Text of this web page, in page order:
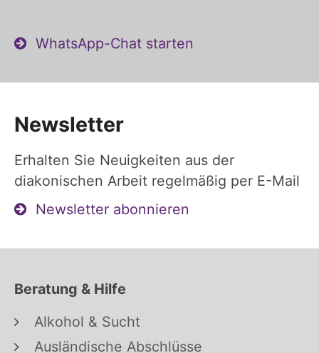
WhatsApp-Chat starten
Newsletter
Erhalten Sie Neuigkeiten aus der
diakonischen Arbeit regelmäßig per E-Mail
Newsletter abonnieren
Beratung & Hilfe
Alkohol & Sucht
Ausländische Abschlüsse